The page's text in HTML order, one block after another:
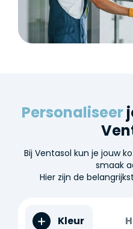
Personaliseer
Bij Ventasol kun je jouw
smaak
Hier zijn de
Kleur